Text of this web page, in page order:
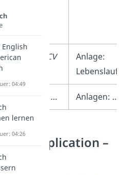
Enc: CV
Anlage:
Lebenslauf
Encs: … Anlagen: …
of application –
04:49
lernen
04:26